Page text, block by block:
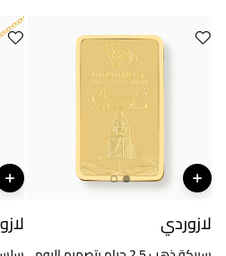
لازوردي